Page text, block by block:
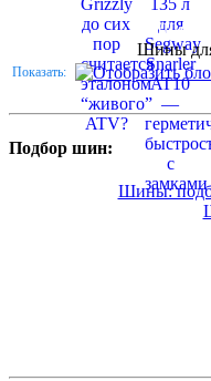
Шины
Шины
Показать:
Подбор шин:
Шины: